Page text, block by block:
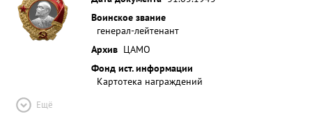
Воинское звание
генерал-лейтенант
Архив ЦАМО
Фонд ист. информации
Картотека награждений
Ещё